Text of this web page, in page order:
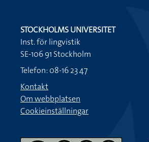
STOCKHOLMS UNIVERSITET
Inst. för lingvistik
SE-106 91 Stockholm
Telefon: 08-16 23 47
Kontakt
Om webbplatsen
Cookieinställningar